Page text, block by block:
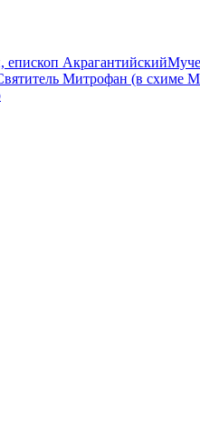
епископ Акрагантийский
Митрофан (в схиме